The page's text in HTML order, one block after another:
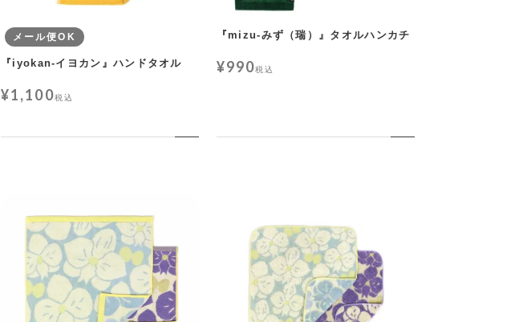
メール便OK
『iyokan-イヨカン』ハンドタオル
¥1,100税込
『mizu-みず（瑞）』タオルハンカチ
¥990税込